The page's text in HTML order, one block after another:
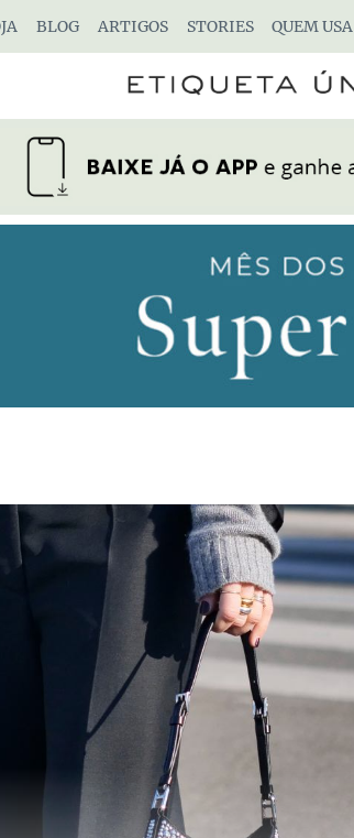
BLOG ARTIGOS STORIES QUEM USA